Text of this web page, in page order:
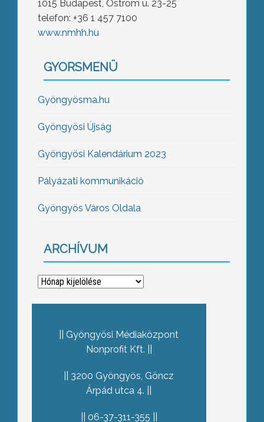
1015 Budapest, Ostrom u. 23-25
telefon: +36 1 457 7100
www.nmhh.hu
GYORSMENÜ
Gyöngyösma.hu
Gyöngyösi Újság
Gyöngyösi Kalendárium 2023
Pályázati kommunikáció
Gyöngyös Város Oldala
ARCHÍVUM
Archívum
Gyöngyösi Médiaközpont
Nonprofit Kft.
3200 Gyöngyös, Göncz
Árpád utca 4.
06-37-311-355